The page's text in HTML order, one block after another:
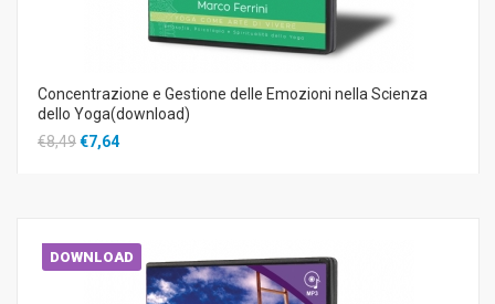
Concentrazione e Gestione delle Emozioni nella Scienza
dello Yoga(download)
€8,49€7,64
DOWNLOAD